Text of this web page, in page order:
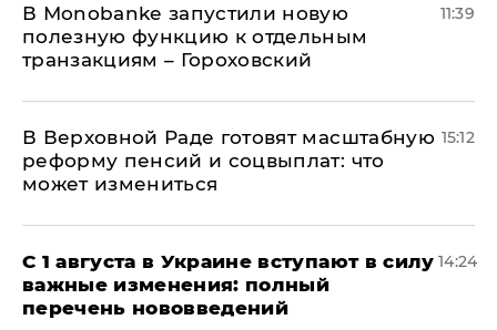
В Мonobankе запустили новую
полезную функцию к отдельным
транзакциям – Гороховский
11:39
В Верховной Раде готовят масштабную
реформу пенсий и соцвыплат: что
может измениться
15:12
С 1 августа в Украине вступают в силу
важные изменения: полный
перечень нововведений
14:24